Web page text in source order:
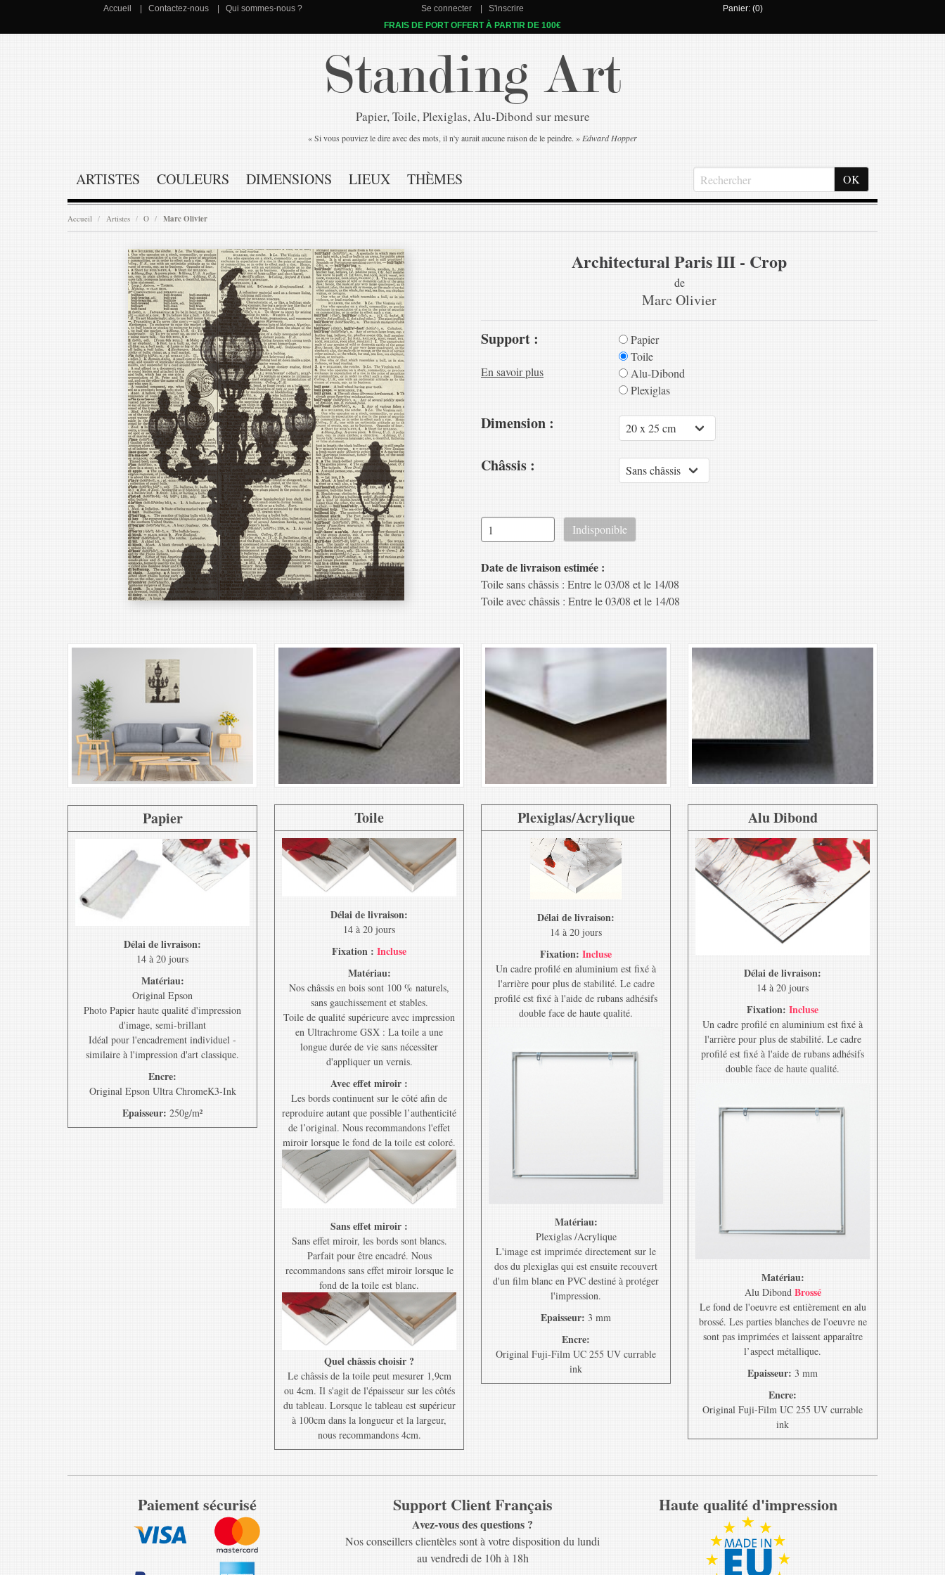
Accueil Contactez-nous Qui sommes-nous ? Se connecter S'inscrire
Panier: (0)
FRAIS DE PORT OFFERT À PARTIR DE 100€
Standing Art
Papier, Toile, Plexiglas, Alu-Dibond sur mesure
« Si vous pouviez le dire avec des mots, il n'y aurait aucune raison de le peindre. » Edward Hopper
ARTISTES COULEURS DIMENSIONS LIEUX THÈMES
Accueil Artistes O Marc Olivier
Architectural Paris III - Crop
de
Marc Olivier
Support :
En savoir plus
Papier
Toile
Alu-Dibond
Plexiglas
Dimension :
Châssis :
Date de livraison estimée :
Toile sans châssis : Entre le 03/08 et le 14/08
Toile avec châssis : Entre le 03/08 et le 14/08
Papier
Délai de livraison:
14 à 20 jours
Matériau:
Original Epson
Photo Papier haute qualité d'impression
d'image, semi-brillant
Idéal pour l'encadrement individuel -
similaire à l'impression d'art classique.
Encre:
Original Epson Ultra ChromeK3-Ink
Epaisseur: 250g/m²
Toile
Délai de livraison:
14 à 20 jours
Fixation : Incluse
Matériau:
Nos châssis en bois sont 100 % naturels,
sans gauchissement et stables.
Toile de qualité supérieure avec impression
en Ultrachrome GSX : La toile a une
longue durée de vie sans nécessiter
d'appliquer un vernis.
Avec effet miroir :
Les bords continuent sur le côté afin de
reproduire autant que possible l’authenticité
de l’original. Nous recommandons l'effet
miroir lorsque le fond de la toile est coloré.
Sans effet miroir :
Sans effet miroir, les bords sont blancs.
Parfait pour être encadré. Nous
recommandons sans effet miroir lorsque le
fond de la toile est blanc.
Quel châssis choisir ?
Le châssis de la toile peut mesurer 1,9cm
ou 4cm. Il s'agit de l'épaisseur sur les côtés
du tableau. Lorsque le tableau est supérieur
à 100cm dans la longueur et la largeur,
nous recommandons 4cm.
Plexiglas/Acrylique
Délai de livraison:
14 à 20 jours
Fixation: Incluse
Un cadre profilé en aluminium est fixé à
l'arrière pour plus de stabilité. Le cadre
profilé est fixé à l'aide de rubans adhésifs
double face de haute qualité.
Matériau:
Plexiglas /Acrylique
L'image est imprimée directement sur le
dos du plexiglas qui est ensuite recouvert
d'un film blanc en PVC destiné à protéger
l'impression.
Epaisseur: 3 mm
Encre:
Original Fuji-Film UC 255 UV currable
ink
Alu Dibond
Délai de livraison:
14 à 20 jours
Fixation: Incluse
Un cadre profilé en aluminium est fixé à
l'arrière pour plus de stabilité. Le cadre
profilé est fixé à l'aide de rubans adhésifs
double face de haute qualité.
Matériau:
Alu Dibond Brossé
Le fond de l'oeuvre est entièrement en alu
brossé. Les parties blanches de l'oeuvre ne
sont pas imprimées et laissent apparaître
l’aspect métallique.
Epaisseur: 3 mm
Encre:
Original Fuji-Film UC 255 UV currable
ink
Paiement sécurisé Support Client Français
Avez-vous des questions ?
Nos conseillers clientèles sont à votre disposition du lundi
au vendredi de 10h à 18h
Haute qualité d'impression